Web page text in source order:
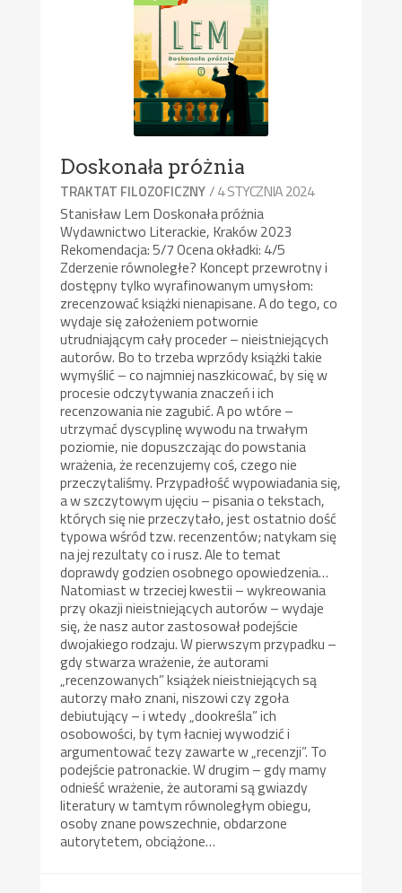
Doskonała próżnia
TRAKTAT FILOZOFICZNY/ 4 STYCZNIA 2024
Stanisław Lem Doskonała próżnia
Wydawnictwo Literackie, Kraków 2023
Rekomendacja: 5/7 Ocena okładki: 4/5
Zderzenie równoległe? Koncept przewrotny i
dostępny tylko wyrafinowanym umysłom:
zrecenzować książki nienapisane. A do tego, co
wydaje się założeniem potwornie
utrudniającym cały proceder – nieistniejących
autorów. Bo to trzeba wprzódy książki takie
wymyślić – co najmniej naszkicować, by się w
procesie odczytywania znaczeń i ich
recenzowania nie zagubić. A po wtóre –
utrzymać dyscyplinę wywodu na trwałym
poziomie, nie dopuszczając do powstania
wrażenia, że recenzujemy coś, czego nie
przeczytaliśmy. Przypadłość wypowiadania się,
a w szczytowym ujęciu – pisania o tekstach,
których się nie przeczytało, jest ostatnio dość
typowa wśród tzw. recenzentów; natykam się
na jej rezultaty co i rusz. Ale to temat
doprawdy godzien osobnego opowiedzenia…
Natomiast w trzeciej kwestii – wykreowania
przy okazji nieistniejących autorów – wydaje
się, że nasz autor zastosował podejście
dwojakiego rodzaju. W pierwszym przypadku –
gdy stwarza wrażenie, że autorami
„recenzowanych” książek nieistniejących są
autorzy mało znani, niszowi czy zgoła
debiutujący – i wtedy „dookreśla” ich
osobowości, by tym łacniej wywodzić i
argumentować tezy zawarte w „recenzji”. To
podejście patronackie. W drugim – gdy mamy
odnieść wrażenie, że autorami są gwiazdy
literatury w tamtym równoległym obiegu,
osoby znane powszechnie, obdarzone
autorytetem, obciążone…